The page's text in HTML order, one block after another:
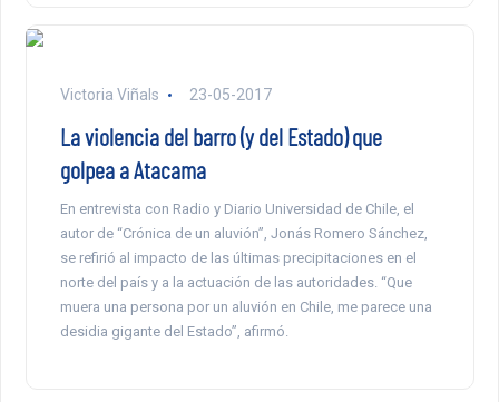
Victoria Viñals 23-05-2017
La violencia del barro (y del Estado) que
golpea a Atacama
En entrevista con Radio y Diario Universidad de Chile, el
autor de “Crónica de un aluvión”, Jonás Romero Sánchez,
se refirió al impacto de las últimas precipitaciones en el
norte del país y a la actuación de las autoridades. “Que
muera una persona por un aluvión en Chile, me parece una
desidia gigante del Estado”, afirmó.